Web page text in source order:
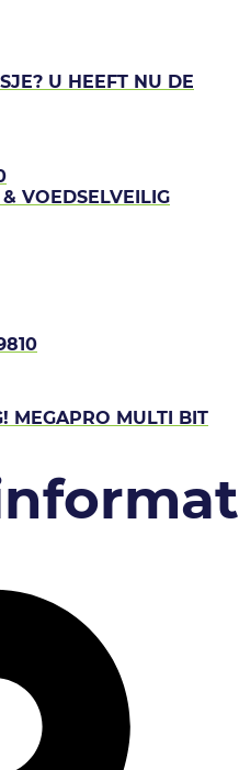
U HEEFT NU DE
VOEDSELVEILIG
MEGAPRO MULTI BIT